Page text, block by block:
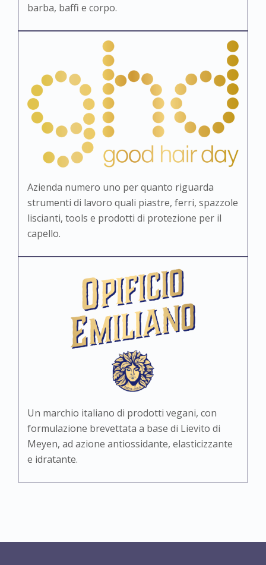
barba, baffi e corpo.
Azienda numero uno per quanto riguarda
strumenti di lavoro quali piastre, ferri, spazzole
liscianti, tools e prodotti di protezione per il
capello.
Un marchio italiano di prodotti vegani, con
formulazione brevettata a base di Lievito di
Meyen, ad azione antiossidante, elasticizzante
e idratante.